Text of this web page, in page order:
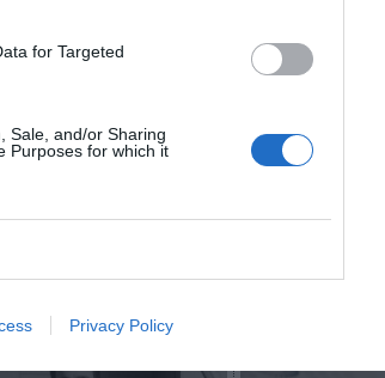
for Targeted
Sale, and/or Sharing
Purposes for which it
Privacy Policy
ha señalado Sonia Prieto,
Imprimir